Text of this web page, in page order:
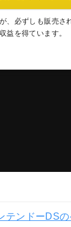
必ずしも販売さ
益を得ています。
テンドーDS